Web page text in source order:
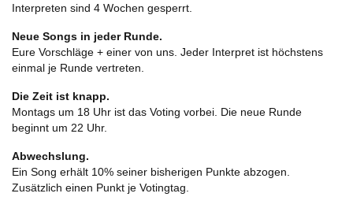
Interpreten sind 4 Wochen gesperrt.
Neue Songs in jeder Runde.
Eure Vorschläge + einer von uns. Jeder Interpret ist höchstens
einmal je Runde vertreten.
Die Zeit ist knapp.
Montags um 18 Uhr ist das Voting vorbei. Die neue Runde
beginnt um 22 Uhr.
Abwechslung.
Ein Song erhält 10% seiner bisherigen Punkte abzogen.
Zusätzlich einen Punkt je Votingtag.